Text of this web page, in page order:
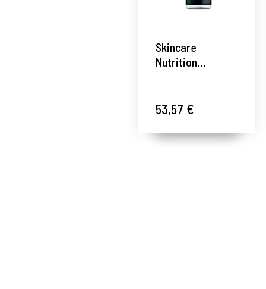
Skincare
Nutrition
facial nutritivo
Summecosmetics
53,57 €